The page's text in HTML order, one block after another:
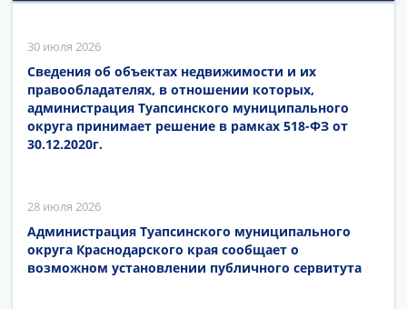
30 июля 2026
Сведения об объектах недвижимости и их
правообладателях, в отношении которых,
администрация Туапсинского муниципального
округа принимает решение в рамках 518-ФЗ от
30.12.2020г.
28 июля 2026
Администрация Туапсинского муниципального
округа Краснодарского края сообщает о
возможном установлении публичного сервитута